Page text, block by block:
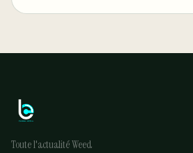
Toute l'actualité Weed